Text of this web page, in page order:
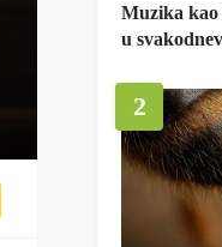
Muzika kao
u
2